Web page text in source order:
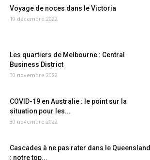
Voyage de noces dans le Victoria
19 décembre 2022
Les quartiers de Melbourne : Central
Business District
30 novembre 2022
COVID-19 en Australie : le point sur la
situation pour les...
30 novembre 2022
Cascades à ne pas rater dans le Queensland
: notre top...